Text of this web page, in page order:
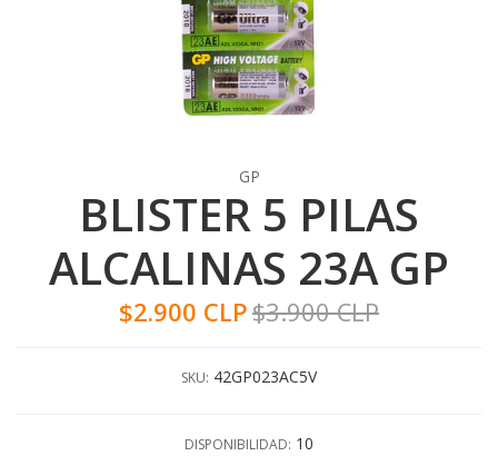
GP
BLISTER 5 PILAS
ALCALINAS 23A GP
$2.900 CLP$3.900 CLP
SKU: 42GP023AC5V
DISPONIBILIDAD: 10